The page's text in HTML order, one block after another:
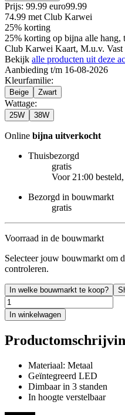
Prijs: 99.99 euro99.99
74.99 met Club Karwei
25% korting
25% korting op bijna alle hang,
Club Karwei Kaart, M.u.v.
Bekijk alle producten uit deze
Aanbieding t/m 16-08-2026
Kleurfamilie:
Beige Zwart
Wattage:
25W 38W
Online bijna uitverkocht
Thuisbezorgd
gratis
Voor 21:00
Bezorgd in bouwmarkt
gratis
Voorraad in de bouwmarkt
Selecteer jouw bouwmarkt om
controleren.
In welke bouwmarkt te koop?
In winkelwagen
Materiaal: Metaal
Geïntegreerd LED
Dimbaar in 3 standen
In hoogte verstelbaar